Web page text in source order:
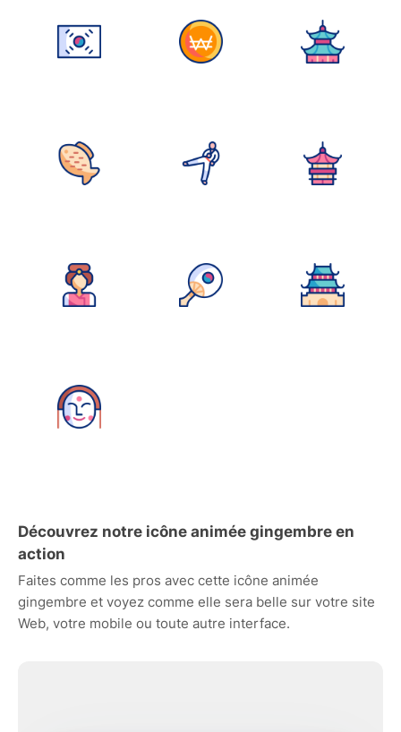
Découvrez notre icône animée gingembre en
action
Faites comme les pros avec cette icône animée
gingembre et voyez comme elle sera belle sur votre site
Web, votre mobile ou toute autre interface.